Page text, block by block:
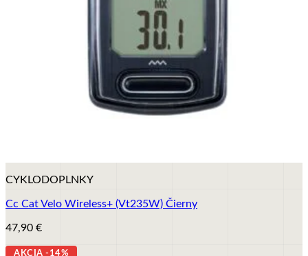
CYKLODOPLNKY
Cc Cat Velo Wireless+ (Vt235W) Čierny
47,90 €
AKCIA -14%